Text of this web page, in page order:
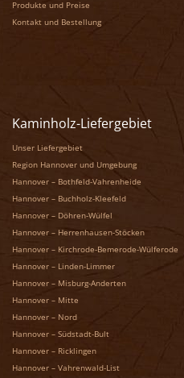
Produkte und Preise
Kontakt und Bestellung
Kaminholz-Liefergebiet
Unser Liefergebiet
Region Hannover und Umgebung
Hannover – Bothfeld-Vahrenheide
Hannover – Buchholz-Kleefeld
Hannover – Döhren-Wülfel
Hannover – Herrenhausen-Stöcken
Hannover – Kirchrode-Bemerode-Wülferode
Hannover – Linden-Limmer
Hannover – Misburg-Anderten
Hannover – Mitte
Hannover – Nord
Hannover – Südstadt-Bult
Hannover – Ricklingen
Hannover – Vahrenwald-List